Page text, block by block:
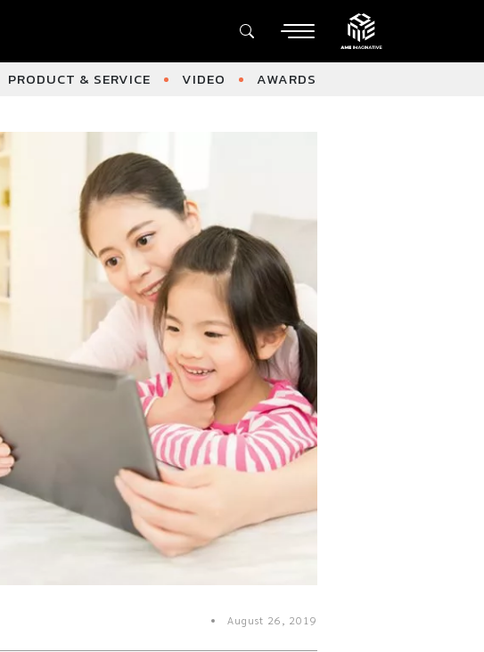
PRODUCT & SERVICE VIDEO AWARDS
August 26, 2019